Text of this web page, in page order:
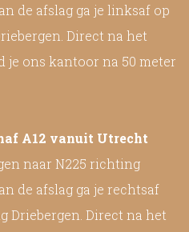
de afslag ga je linksaf op
Direct na het
ons kantoor na 50 meter
A12 vanuit Utrecht
naar N225 richting
de afslag ga je rechtsaf
Driebergen. Direct na het